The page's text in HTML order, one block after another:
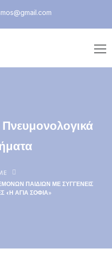
ΠΑΙΔΙΏΝ ΜΕ ΣΥΓΓΕΝΕΊΣ
«Η ΑΓΊΑ ΣΟΦΊΑ»